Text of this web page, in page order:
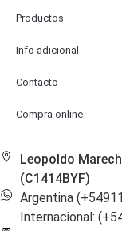
Productos
Info adicional
Contacto
Compra online
Leopoldo
(C1414BYF)
Argentina
Internacional: